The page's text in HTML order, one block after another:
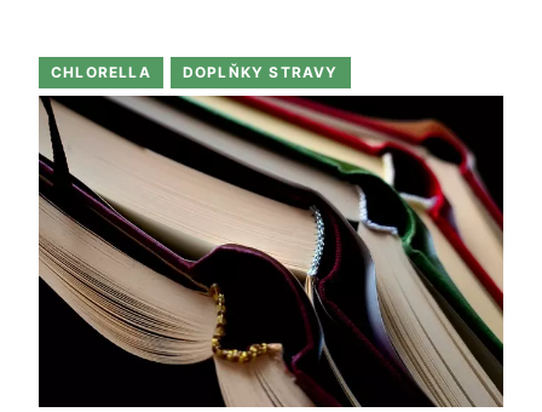
CHLORELLA DOPLŇKY STRAVY